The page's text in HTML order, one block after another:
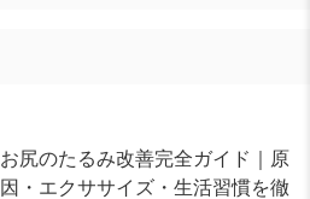
お尻のたるみ改善完全ガイド｜原
因・エクササイズ・生活習慣を徹